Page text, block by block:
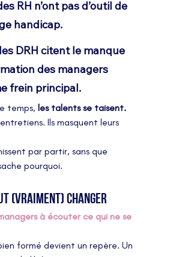
RH n’ont pas d’outil de
handicap.
DRH citent le manque
des managers
frein principal.
temps, les talents se taisent.
Ils masquent leurs
par partir, sans que
pourquoi.
(vraiment) changer
à écouter ce qui ne se
formé devient un repère. Un